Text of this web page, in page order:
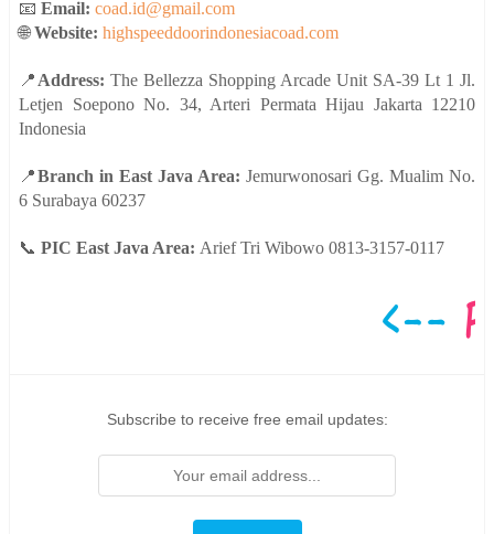
📧 Email: coad.id@gmail.com
🌐Website: highspeeddoorindonesiacoad.com
📍 Address: The Bellezza Shopping Arcade Unit SA-39 Lt 1 Jl.
Letjen Soepono No. 34, Arteri Permata Hijau Jakarta 12210
Indonesia
📍Branch in East Java Area: Jemurwonosari Gg. Mualim No.
6 Surabaya 60237
📞 PIC East Java Area: Arief Tri Wibowo 0813-3157-0117
Subscribe to receive free email updates: